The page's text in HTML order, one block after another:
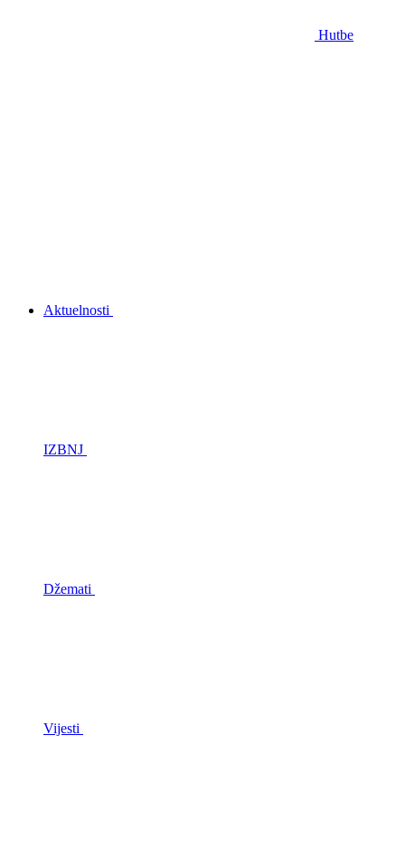
Hutbe
Aktuelnosti
IZBNJ
Džemati
Vijesti